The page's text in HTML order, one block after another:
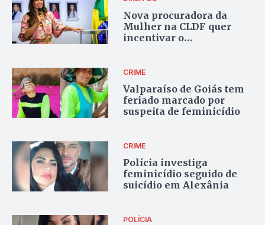
Nova procuradora da
Mulher na CLDF quer
incentivar o
CRIME
Valparaíso de Goiás tem
feriado marcado por
suspeita de feminicídio
CRIME
Polícia investiga
feminicídio seguido de
suicídio em Alexânia
POLÍCIA